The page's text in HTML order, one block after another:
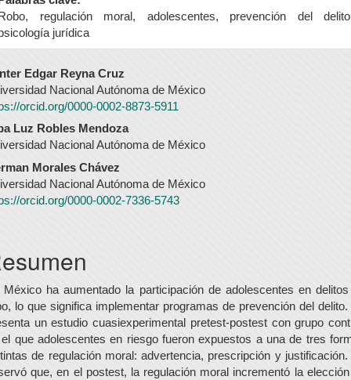
regulación moral, adolescentes, prevención del
jurídica
Edgar Reyna Cruz
Nacional Autónoma de México
orcid.org/0000-0002-8873-5911
Luz Robles Mendoza
Nacional Autónoma de México
Morales Chávez
Nacional Autónoma de México
orcid.org/0000-0002-7336-5743
México ha aumentado la participación de adolescentes en
lo que significa implementar programas de prevención del delito.
un estudio cuasiexperimental pretest-postest con grupo
que adolescentes en riesgo fueron expuestos a una de tres
de regulación moral: advertencia, prescripción y justificación.
que, en el postest, la regulación moral incrementó la